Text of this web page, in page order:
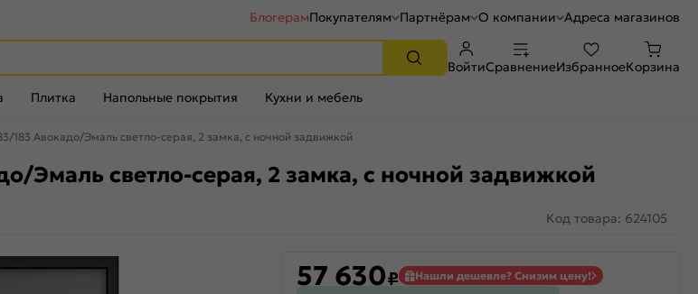
БлогерамПокупателям Партнёрам О компании Адреса магазинов
ВойтиСравнениеИзбранноеКорзина
Плитка Напольные покрытия Кухни и мебель
183 Авокадо/Эмаль светло-серая, 2 замка, с ночной задвижкой
Эмаль светло-серая, 2 замка, с ночной задвижкой
Код товара: 624105
57 630₽ Нашли дешевле? Снизим цену!